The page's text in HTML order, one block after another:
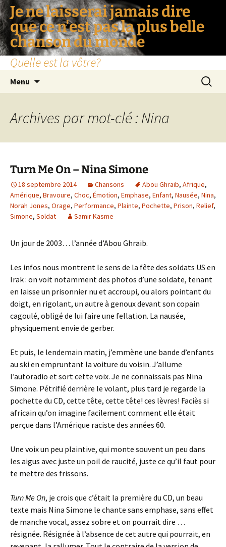
Je ne laisserai jamais dire
que ce n'est pas la plus belle
chanson du monde
Quelle est la vôtre?
Menu
Archives par mot-clé : Nina
Turn Me On – Nina Simone
18 septembre 2014 Chansons Abou Ghraib, Afrique,
Amérique, Bravoure, Choc, Émotion, Emphase, Enfant, Nausée, Nina,
Norah Jones, Orage, Performance, Plainte, Pochette, Prison, Relief,
Simone, Soldat Samir Kasme
Un jour de 2003… l’année d’Abou Ghraib.
Les infos nous montrent le sens de la fête des soldats US en
Irak : on voit notamment des photos d’une soldate, tenant
en laisse un prisonnier nu et accroupi, ou alors pointant du
doigt, en rigolant, un autre à genoux devant son copain
cagoulé, obligé de lui faire une fellation. La nausée,
physiquement envie de gerber.
Et puis, le lendemain matin, j’emmène une bande d’enfants
au ski en empruntant la voiture du voisin. J’allume
l’autoradio et sort cette voix. Je ne connaissais pas Nina
Simone. Pétrifié derrière le volant, plus tard je regarde la
pochette du CD, cette tête, cette tête! ces lèvres! Faciès si
africain qu’on imagine facilement comment elle était
perçue dans l’Amérique raciste des années 60.
Une voix un peu plaintive, qui monte souvent un peu dans
les aigus avec juste un poil de raucité, juste ce qu’il faut pour
te mettre des frissons.
Turn Me On, je crois que c’était la première du CD, un beau
texte mais Nina Simone le chante sans emphase, sans effet
de manche vocal, assez sobre et on pourrait dire …
résignée. Résignée à l’absence de cet autre qui pourrait, en